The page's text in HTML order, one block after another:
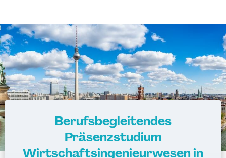
Berufsbegleitendes
Präsenzstudium
Wirtschaftsingenieurwesen in